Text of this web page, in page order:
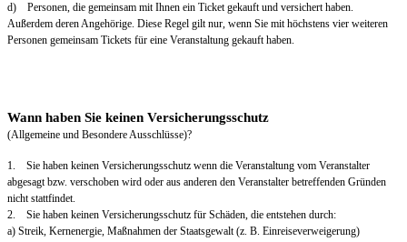
d) Personen, die gemeinsam mit Ihnen ein Ticket gekauft und versichert haben.
Außerdem deren Angehörige. Diese Regel gilt nur, wenn Sie mit höchstens vier weiteren
Personen gemeinsam Tickets für eine Veranstaltung gekauft haben.
Wann haben Sie keinen Versicherungsschutz
(Allgemeine und Besondere Ausschlüsse)?
1. Sie haben keinen Versicherungsschutz wenn die Veranstaltung vom Veranstalter
abgesagt bzw. verschoben wird oder aus anderen den Veranstalter betreffenden Gründen
nicht stattfindet.
2. Sie haben keinen Versicherungsschutz für Schäden, die entstehen durch:
a) Streik, Kernenergie, Maßnahmen der Staatsgewalt (z. B. Einreiseverweigerung)